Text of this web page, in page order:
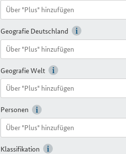
Geografie Deutschland
Geografie Welt
Personen
Klassifikation